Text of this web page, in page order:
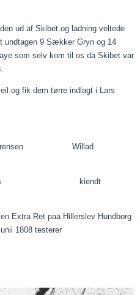
ud af Skibet og ladningveltede
undtagen 9 Sækker Gryn og 14
som selv kom til os da Skibet var
.
og fik dem tørre indlagt i Lars
SørensenWillad
kiendt
en Extra RetpaaHillerslev Hundborg
1808 testerer